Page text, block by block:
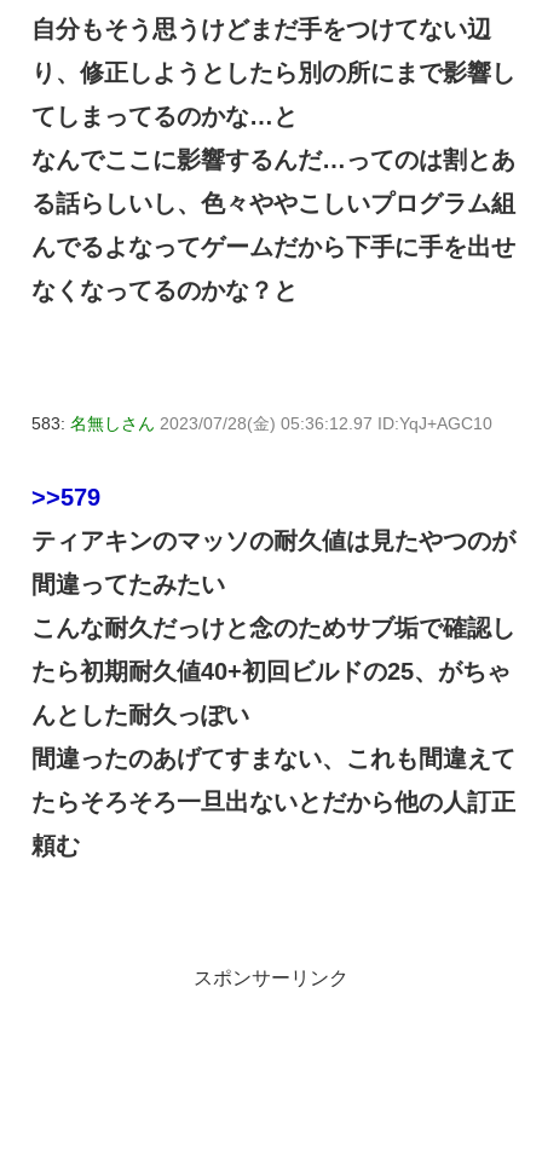
自分もそう思うけどまだ手をつけてない辺
り、修正しようとしたら別の所にまで影響し
てしまってるのかな…と
なんでここに影響するんだ…ってのは割とあ
る話らしいし、色々ややこしいプログラム組
んでるよなってゲームだから下手に手を出せ
なくなってるのかな？と
583: 名無しさん 2023/07/28(金) 05:36:12.97 ID:YqJ+AGC10
>>579
ティアキンのマッソの耐久値は見たやつのが
間違ってたみたい
こんな耐久だっけと念のためサブ垢で確認し
たら初期耐久値40+初回ビルドの25、がちゃ
んとした耐久っぽい
間違ったのあげてすまない、これも間違えて
たらそろそろ一旦出ないとだから他の人訂正
頼む
スポンサーリンク